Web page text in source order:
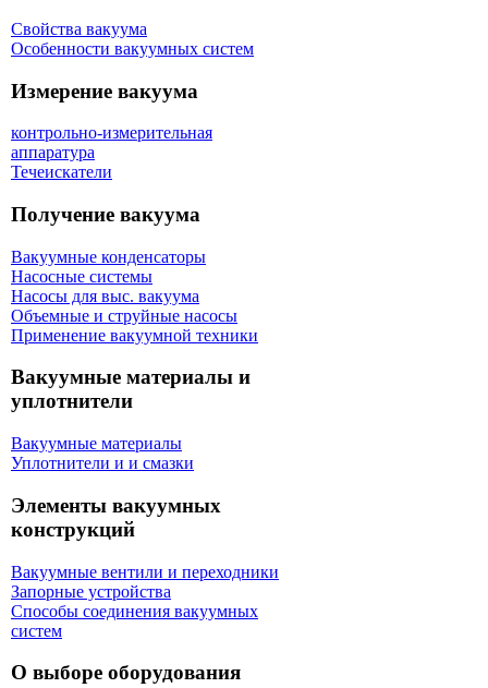
Свойства вакуума
Особенности вакуумных систем
Измерение вакуума
контрольно-измерительная
аппаратура
Течеискатели
Получение вакуума
Вакуумные конденсаторы
Насосные системы
Насосы для выс. вакуума
Объемные и струйные насосы
Применение вакуумной техники
Вакуумные материалы и
уплотнители
Вакуумные материалы
Уплотнители и и смазки
Элементы вакуумных
конструкций
Вакуумные вентили и переходники
Запорные устройства
Способы соединения вакуумных
систем
О выборе оборудования